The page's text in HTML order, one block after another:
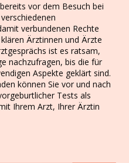
vor dem Besuch bei
verbundenen Rechte
Ärztinnen und Ärzte
ist es ratsam,
nachzufragen, bis die für
Aspekte geklärt sind.
können Sie vor und nach
Tests als
Ihrem Arzt, Ihrer Ärztin